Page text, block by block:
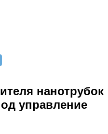
нанотрубок
управление